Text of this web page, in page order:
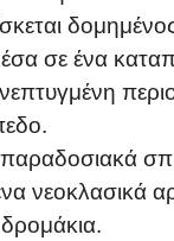
σε ένα
νεοκλασικά